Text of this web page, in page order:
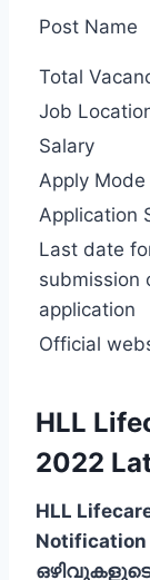
Post Name
Total
Job
Salary
Apply Mode
Application
Last date
submission
application
Official
HLL
2022
HLL